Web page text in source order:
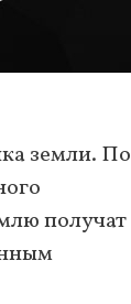
земли. По
получат